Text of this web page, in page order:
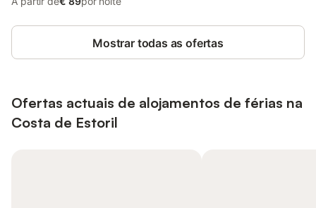
Mostrar todas as ofertas
Ofertas actuais de alojamentos de férias na
Costa de Estoril